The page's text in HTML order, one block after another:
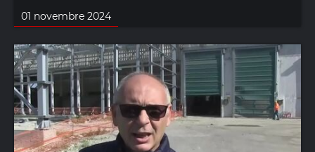
01 novembre 2024